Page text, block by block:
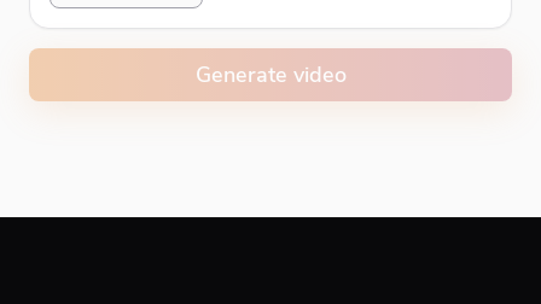
#E74C3C
Generate video